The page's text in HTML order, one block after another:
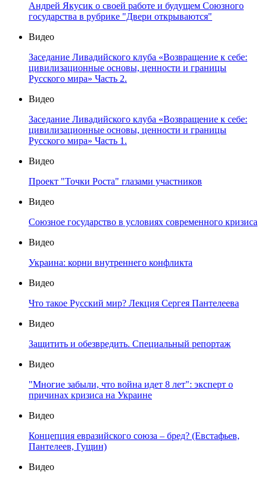
Андрей Якусик о своей работе и будущем Союзного
государства в рубрике "Двери открываются"
Видео
Заседание Ливадийского клуба «Возвращение к себе:
цивилизационные основы, ценности и границы
Русского мира» Часть 2.
Видео
Заседание Ливадийского клуба «Возвращение к себе:
цивилизационные основы, ценности и границы
Русского мира» Часть 1.
Видео
Проект "Точки Роста" глазами участников
Видео
Союзное государство в условиях современного кризиса
Видео
Украина: корни внутреннего конфликта
Видео
Что такое Русский мир? Лекция Сергея Пантелеева
Видео
Защитить и обезвредить. Специальный репортаж
Видео
"Многие забыли, что война идет 8 лет": эксперт о
причинах кризиса на Украине
Видео
Концепция евразийского союза – бред? (Евстафьев,
Пантелеев, Гущин)
Видео